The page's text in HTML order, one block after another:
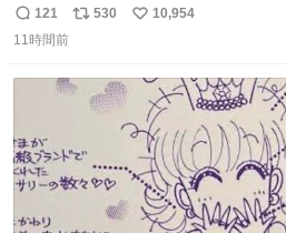
けど 本能でちょっとヤバいと思っ
返
信
121
リ
ト
530
い
10,954
11時間前